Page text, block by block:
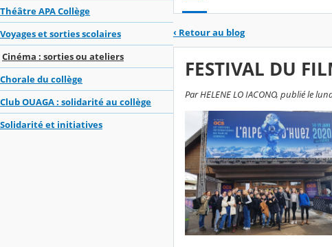
Théâtre APA Collège
Voyages et sorties scolaires
Cinéma : sorties ou ateliers
Chorale du collège
Club OUAGA : solidarité au collège
Solidarité et initiatives
‹ Retour au blog
FESTIVAL DU
Par HELENE LO IACONO, publié le